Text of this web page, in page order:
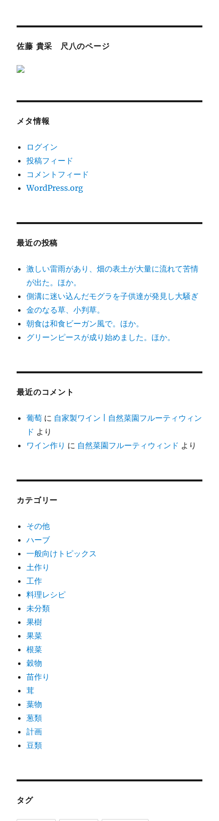
佐藤 貴采 尺八のページ
メタ情報
ログイン
投稿フィード
コメントフィード
WordPress.org
最近の投稿
激しい雷雨があり、畑の表土が大量に流れて苦情
が出た。ほか。
側溝に迷い込んだモグラを子供達が発見し大騒ぎ
金のなる草、小判草。
朝食は和食ビーガン風で。ほか。
グリーンピースが成り始めました。ほか。
最近のコメント
葡萄 に 自家製ワイン | 自然菜園フルーティウィン
ド より
ワイン作り に 自然菜園フルーティウィンド より
カテゴリー
その他
ハーブ
一般向けトピックス
土作り
工作
料理レシピ
未分類
果樹
果菜
根菜
穀物
苗作り
茸
葉物
葱類
計画
豆類
タグ